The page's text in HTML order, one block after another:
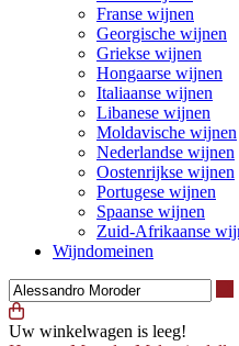
Franse wijnen
Georgische wijnen
Griekse wijnen
Hongaarse wijnen
Italiaanse wijnen
Libanese wijnen
Moldavische wijnen
Nederlandse wijnen
Oostenrijkse wijnen
Portugese wijnen
Spaanse wijnen
Zuid-Afrikaanse
Wijndomeinen
Uw winkelwagen is leeg!